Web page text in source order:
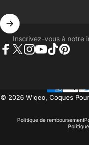
Inscrivez-vous à notre
© 2026 Wiqeo, Coques
Politique de remboursement